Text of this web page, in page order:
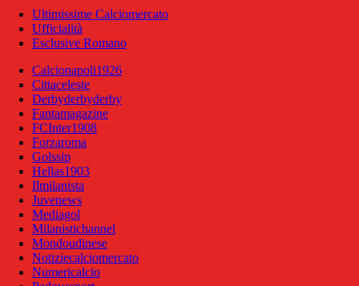
Ultimissime Calciomercato
Ufficialità
Esclusive Romano
Calcionapoli1926
Cittaceleste
Derbyderbyderby
Fantamagazine
FCInter1908
Forzaroma
Golssip
Hellas1903
Ilmilanista
Juvenews
Mediagol
Milanistichannel
Mondoudinese
Notiziecalciomercato
Numericalcio